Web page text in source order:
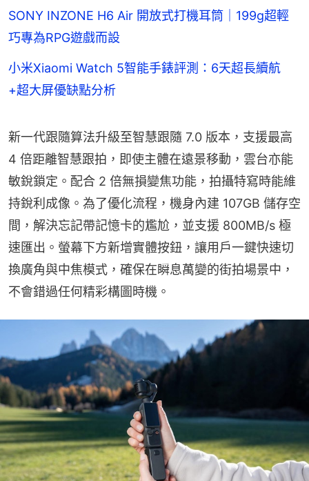
SONY INZONE H6 Air 開放式打機耳筒｜199g超輕
巧專為RPG遊戲而設
小米Xiaomi Watch 5智能手錶評測：6天超長續航
+超大屏優缺點分析
新一代跟隨算法升級至智慧跟隨 7.0 版本，支援最高
4 倍距離智慧跟拍，即使主體在遠景移動，雲台亦能
敏銳鎖定。配合 2 倍無損變焦功能，拍攝特寫時能維
持銳利成像。為了優化流程，機身內建 107GB 儲存空
間，解決忘記帶記憶卡的尷尬，並支援 800MB/s 極
速匯出。螢幕下方新增實體按鈕，讓用戶一鍵快速切
換廣角與中焦模式，確保在瞬息萬變的街拍場景中，
不會錯過任何精彩構圖時機。